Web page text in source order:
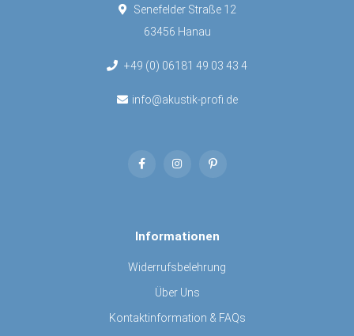
Senefelder Straße 12
63456 Hanau
+49 (0) 06181 49 03 43 4
info@akustik-profi.de
Informationen
Widerrufsbelehrung
Über Uns
Kontaktinformation & FAQs